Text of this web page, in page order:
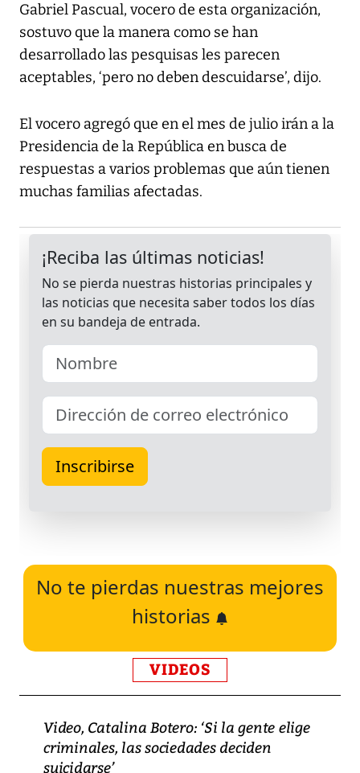
Gabriel Pascual, vocero de esta organización,
sostuvo que la manera como se han
desarrollado las pesquisas les parecen
aceptables, ‘pero no deben descuidarse’, dijo.
El vocero agregó que en el mes de julio irán a la
Presidencia de la República en busca de
respuestas a varios problemas que aún tienen
muchas familias afectadas.
No te pierdas nuestras mejores
historias
VIDEOS
Video, Catalina Botero: ‘Si la gente elige
criminales, las sociedades deciden
suicidarse’